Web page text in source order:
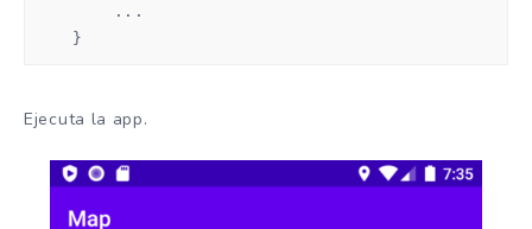
        ...
    }
Ejecuta la app.